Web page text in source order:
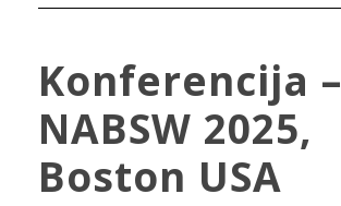
Konferencija –
NABSW 2025,
Boston USA